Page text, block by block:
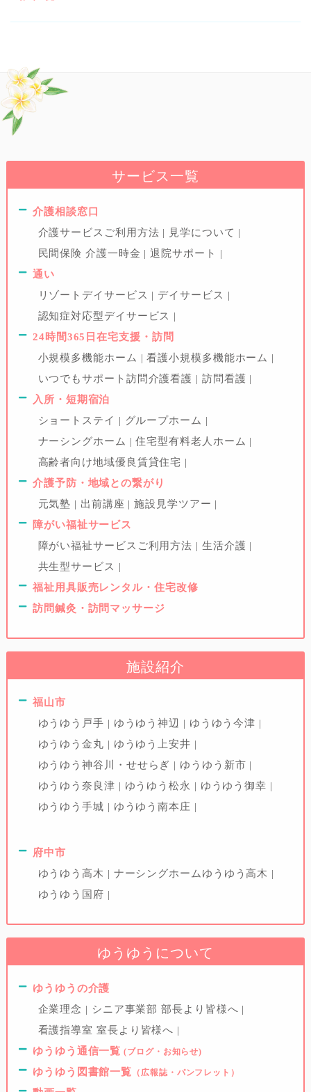
サービス一覧
介護相談窓口
介護サービスご利用方法
見学について
民間保険 介護一時金
退院サポート
通い
リゾートデイサービス
デイサービス
認知症対応型デイサービス
24時間365日在宅支援・訪問
小規模多機能ホーム
看護小規模多機能ホーム
いつでもサポート訪問介護看護
訪問看護
入所・短期宿泊
ショートステイ
グループホーム
ナーシングホーム
住宅型有料老人ホーム
高齢者向け地域優良賃貸住宅
介護予防・地域との繋がり
元気塾
出前講座
施設見学ツアー
障がい福祉サービス
障がい福祉サービスご利用方法
生活介護
共生型サービス
福祉用具販売レンタル・住宅改修
訪問鍼灸・訪問マッサージ
施設紹介
福山市
ゆうゆう戸手
ゆうゆう神辺
ゆうゆう今津
ゆうゆう金丸
ゆうゆう上安井
ゆうゆう神谷川・せせらぎ
ゆうゆう新市
ゆうゆう奈良津
ゆうゆう松永
ゆうゆう御幸
ゆうゆう手城
ゆうゆう南本庄
府中市
ゆうゆう高木
ナーシングホームゆうゆう高木
ゆうゆう国府
ゆうゆうについて
ゆうゆうの介護
企業理念
シニア事業部 部長より皆様へ
看護指導室 室長より皆様へ
ゆうゆう通信一覧 (ブログ・お知らせ)
ゆうゆう図書館一覧 （広報誌・パンフレット）